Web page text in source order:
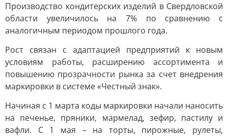
Производство кондитерских изделий в Свердловской
области увеличилось на 7% по сравнению с
аналогичным периодом прошлого года.
Рост связан с адаптацией предприятий к новым
условиям работы, расширению ассортимента и
повышению прозрачности рынка за счет внедрения
маркировки в системе «Честный знак».
Начиная с 1 марта коды маркировки начали наносить
на печенье, пряники, мармелад, зефир, пастилу и
вафли. С 1 мая – на торты, пирожные, рулеты,